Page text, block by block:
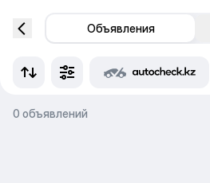
Объявления
0 объявлений